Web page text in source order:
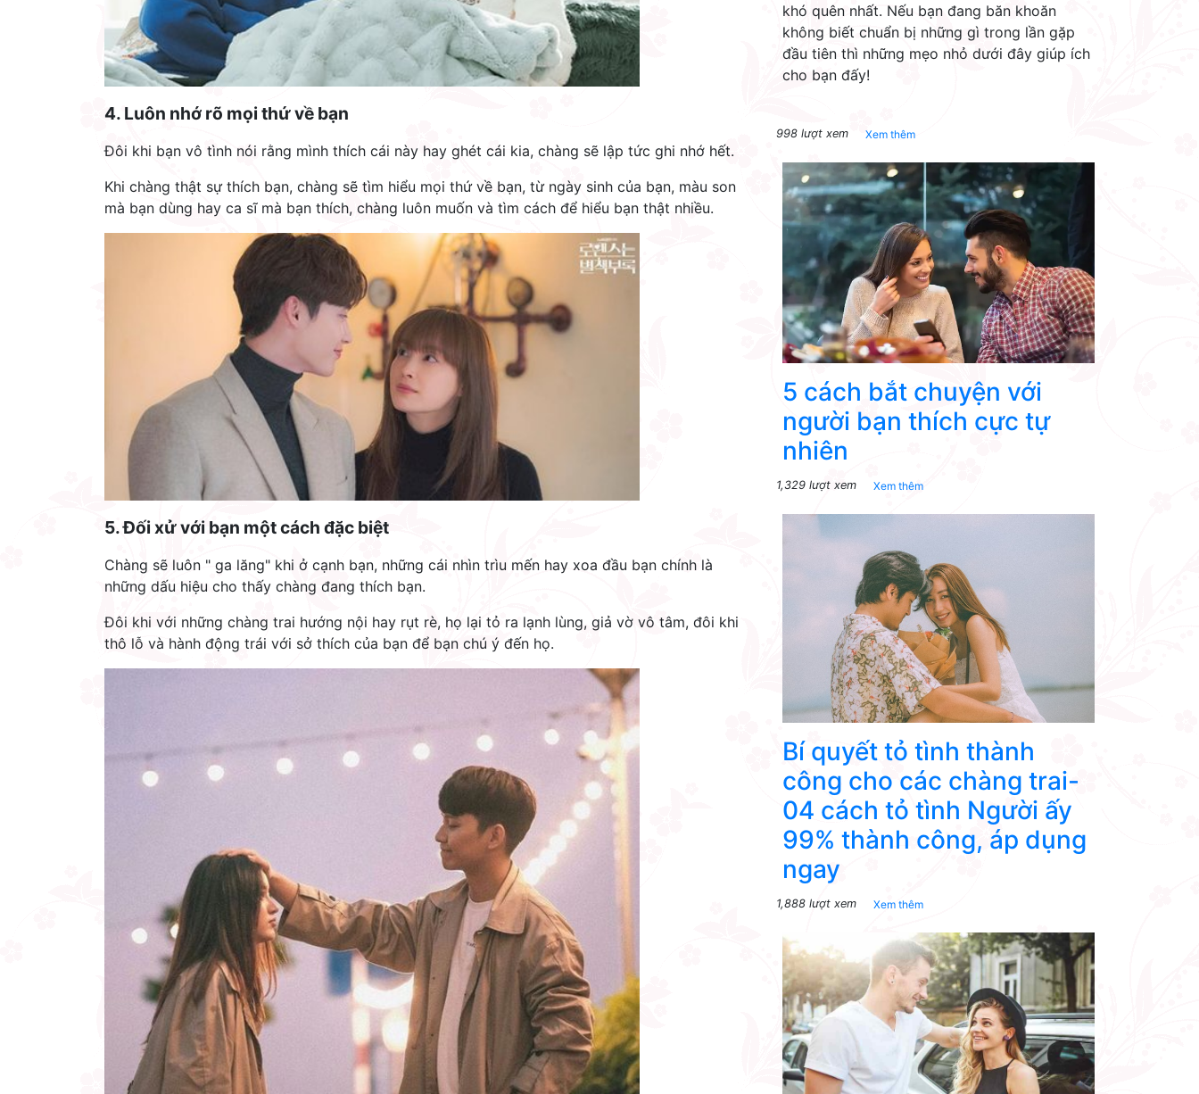
4. Luôn nhớ rõ mọi thứ về bạn
Đôi khi bạn vô tình nói rằng mình thích cái này hay ghét cái kia, chàng sẽ lập tức ghi nhớ hết.
Khi chàng thật sự thích bạn, chàng sẽ tìm hiểu mọi thứ về bạn, từ ngày sinh của bạn, màu son
mà bạn dùng hay ca sĩ mà bạn thích, chàng luôn muốn và tìm cách để hiểu bạn thật nhiều.
5. Đối xửvới bạn một cách đặc biệt
Chàng sẽ luôn " ga lăng" khi ở cạnh bạn, những cái nhìn trìu mến hay xoa đầu bạn chính là
những dấu hiệu cho thấy chàng đang thích bạn.
Đôi khi với những chàng trai hướng nội hay rụt rè, họ lại tỏ ra lạnh lùng, giả vờ vô tâm, đôi khi
thô lỗ và hành động trái với sở thích của bạn để bạn chú ý đến họ.
khó quên nhất. Nếu bạn đang băn khoăn
không biết chuẩn bị những gì trong lần gặp
đầu tiên thì những mẹo nhỏ dưới đây giúp ích
cho bạn đấy!
998 lượt xem Xem thêm
5 cách bắt chuyện với
người bạn thích cực tự
nhiên
1,329 lượt xem Xem thêm
Bí quyết tỏ tình thành
công cho các chàng trai-
04 cách tỏ tình Người ấy
99% thành công, áp dụng
ngay
1,888 lượt xem Xem thêm